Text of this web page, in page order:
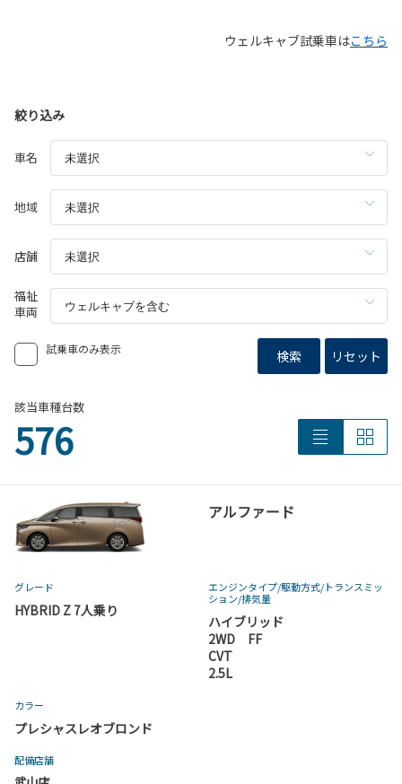
ウェルキャブ試乗車はこちら
絞り込み
車名
地域
店舗
福祉
車両
試乗車のみ表示 検索 リセット
該当車種台数
576
アルファード
グレード
HYBRID Z 7人乗り
エンジンタイプ/駆動方式/トランスミッ
ション/排気量
ハイブリッド
2WD FF
CVT
2.5L
カラー
プレシャスレオブロンド
配備店舗